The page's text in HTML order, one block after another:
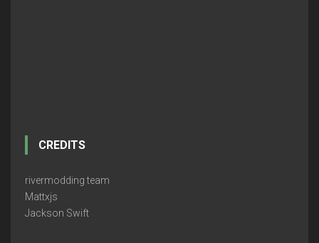
CREDITS
rivermodding team
Mattxjs
Jackson Swift